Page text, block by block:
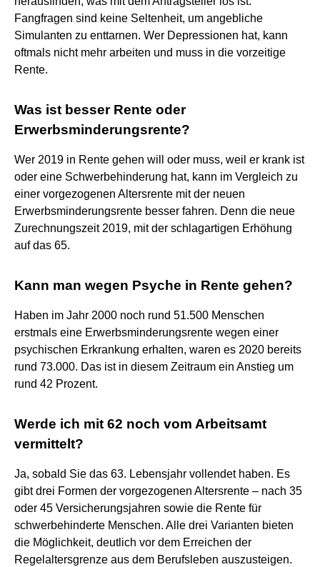
Fangfragen sind keine Seltenheit, um angebliche
Simulanten zu enttarnen. Wer Depressionen hat, kann
oftmals nicht mehr arbeiten und muss in die vorzeitige
Rente.
Was ist besser Rente oder
Erwerbsminderungsrente?
Wer 2019 in Rente gehen will oder muss, weil er krank ist
oder eine Schwerbehinderung hat, kann im Vergleich zu
einer vorgezogenen Altersrente mit der neuen
Erwerbsminderungsrente besser fahren. Denn die neue
Zurechnungszeit 2019, mit der schlagartigen Erhöhung
auf das 65.
Kann man wegen Psyche in Rente gehen?
Haben im Jahr 2000 noch rund 51.500 Menschen
erstmals eine Erwerbsminderungsrente wegen einer
psychischen Erkrankung erhalten, waren es 2020 bereits
rund 73.000. Das ist in diesem Zeitraum ein Anstieg um
rund 42 Prozent.
Werde ich mit 62 noch vom Arbeitsamt
vermittelt?
Ja, sobald Sie das 63. Lebensjahr vollendet haben. Es
gibt drei Formen der vorgezogenen Altersrente – nach 35
oder 45 Versicherungsjahren sowie die Rente für
schwerbehinderte Menschen. Alle drei Varianten bieten
die Möglichkeit, deutlich vor dem Erreichen der
Regelaltersgrenze aus dem Berufsleben auszusteigen.